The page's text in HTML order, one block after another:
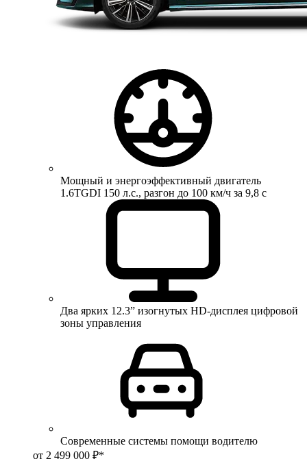
Мощный и энергоэффективный двигатель
1.6TGDI 150 л.с., разгон до 100 км/ч за 9,8 с
Два ярких 12.3” изогнутых HD-дисплея цифровой
зоны управления
Современные системы помощи водителю
от 2 499 000 ₽*